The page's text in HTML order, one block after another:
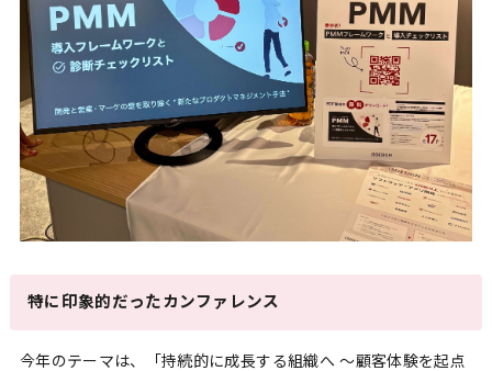
特に印象的だったカンファレンス
今年のテーマは、「持続的に成長する組織へ ～顧客体験を起点